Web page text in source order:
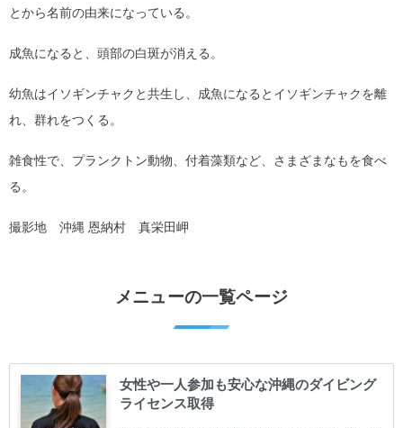
とから名前の由来になっている。
成魚になると、頭部の白斑が消える。
幼魚はイソギンチャクと共生し、成魚になるとイソギンチャクを離
れ、群れをつくる。
雑食性で、プランクトン動物、付着藻類など、さまざまなもを食べ
る。
撮影地 沖縄 恩納村 真栄田岬
メニューの一覧ページ
女性や一人参加も安心な沖縄のダイビング
ライセンス取得